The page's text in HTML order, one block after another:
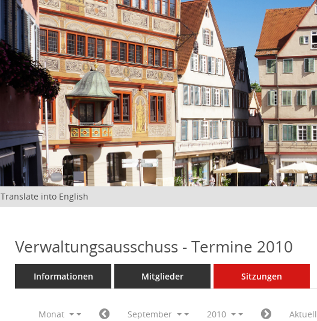
Translate into English
Verwaltungsausschuss - Termine 2010
Informationen Mitglieder Sitzungen
Monat September 2010 Aktuell